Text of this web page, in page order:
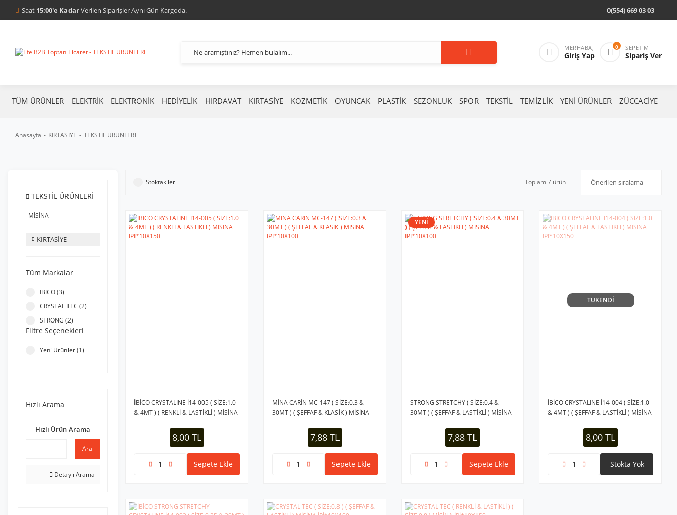
Saat 15:00'e KadarVerilen Siparişler Aynı Gün Kargoda. 0(554) 669 03 03
MERHABA,
Giriş Yap
0 SEPETIM
Sipariş Ver
TÜM ÜRÜNLER ELEKTRİK ELEKTRONİK HEDİYELİK HIRDAVAT KIRTASİYE KOZMETİK OYUNCAK PLASTİK SEZONLUK SPOR TEKSTİL TEMİZLİK YENİ ÜRÜNLER ZÜCCACİYE
Anasayfa KIRTASİYE TEKSTİL ÜRÜNLERİ
TEKSTİL ÜRÜNLERİ
MİSİNA
KIRTASİYE
Tüm Markalar
İBİCO (3)
CRYSTAL TEC (2)
STRONG (2)
Filtre Seçenekleri
Yeni Ürünler (1)
Hızlı Arama
Hızlı Ürün Arama
Ara
Detaylı Arama
Stoktakiler Toplam 7 ürün
İBİCO CRYSTALINE İ14-005 ( SİZE:1.0
& 4MT ) ( RENKLİ & LASTİKLİ ) MİSİNA
İPİ*10X150
8,00 TL
Sepete Ekle
MİNA CARİN MC-147 ( SİZE:0.3 &
30MT ) ( ŞEFFAF & KLASİK ) MİSİNA
İPİ*10X100
7,88 TL
Sepete Ekle
YENİ
STRONG STRETCHY ( SİZE:0.4 &
30MT ) ( ŞEFFAF & LASTİKLİ ) MİSİNA
İPİ*10X100
7,88 TL
Sepete Ekle
TÜKENDİ
İBİCO CRYSTALINE İ14-004 ( SİZE:1.0
& 4MT ) ( ŞEFFAF & LASTİKLİ ) MİSİNA
İPİ*10X150
8,00 TL
Stokta Yok